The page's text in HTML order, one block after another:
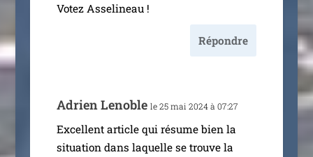
Votez Asselineau !
Répondre
Adrien Lenoble le 25 mai 2024 à 07:27
Excellent article qui résume bien la
situa­tion dans laquelle se trouve la